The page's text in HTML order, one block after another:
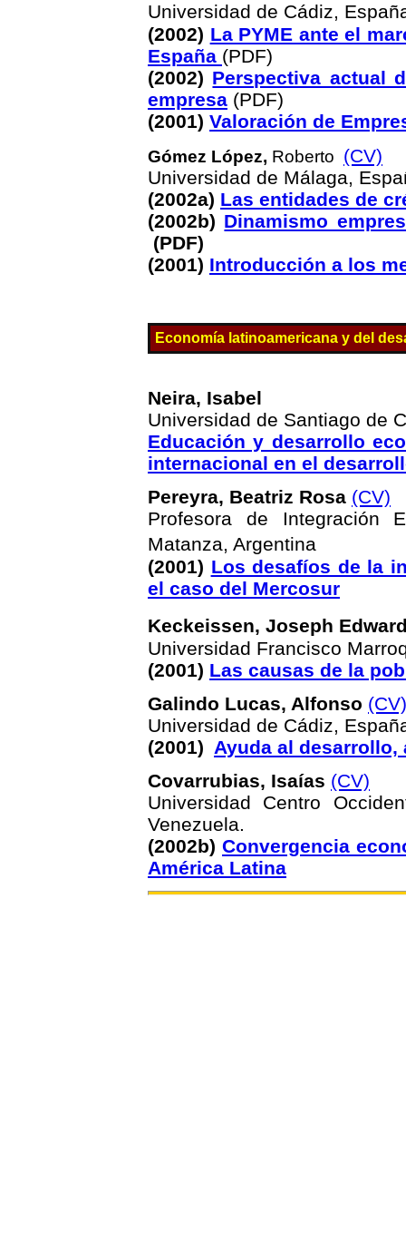
Universidad de Cádiz,
(2002) La PYME ante el
España (PDF)
(2002) Perspectiva actual
empresa (PDF)
(2001) Valoración de
Gómez López, Roberto (CV)
Universidad de Málaga,
(2002a) Las entidades de
(2002b) Dinamismo
(PDF)
(2001) Introducción a los
Economía latinoamericana y del
Neira, Isabel
Universidad de Santiago de
Educación y desarrollo
internacional en el
Pereyra, Beatriz Rosa (CV)
Profesora de Integración
Matanza, Argentina
(2001) Los desafíos de la
el caso del Mercosur
Keckeissen, Joseph
Universidad Francisco
(2001) Las causas de la
Galindo Lucas, Alfonso (CV)
Universidad de Cádiz,
(2001) Ayuda al
Covarrubias, Isaías (CV)
Universidad Centro
Venezuela.
(2002b) Convergencia
América Latina